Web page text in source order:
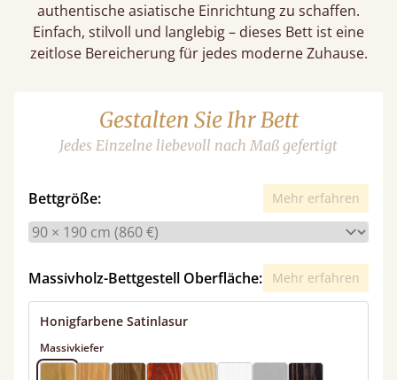
authentische asiatische Einrichtung zu schaffen.
Einfach, stilvoll und langlebig – dieses Bett ist eine
zeitlose Bereicherung für jedes moderne Zuhause.
Gestalten Sie Ihr Bett
Jedes Einzelne liebevoll nach Maß gefertigt
Bettgröße: Mehr erfahren
Massivholz-Bettgestell Oberfläche: Mehr erfahren
Honigfarbene Satinlasur
Massivkiefer